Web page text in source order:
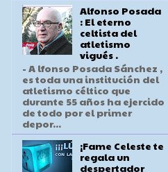
Alfonso Posada
: El eterno
celtista del
atletismo
vigués .
- A lfonso Posada Sánchez ,
es toda una institución del
atletismo céltico que
durante 55 años ha ejercido
de todo por el primer
depor...
¡Fame Celeste te
regala un
despertador